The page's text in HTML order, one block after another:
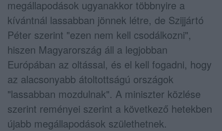
megállapodások ugyanakkor többnyire a
kívántnál lassabban jönnek létre, de Szijjártó
Péter szerint "ezen nem kell csodálkozni",
hiszen Magyarország áll a legjobban
Európában az oltással, és el kell fogadni, hogy
az alacsonyabb átoltottságú országok
"lassabban mozdulnak". A miniszter közlése
szerint reményei szerint a következő hetekben
újabb megállapodások születhetnek.